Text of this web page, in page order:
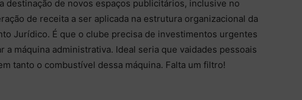
destinação de novos espaços publicitários, inclusive no
de receita a ser aplicada na estrutura organizacional da
Jurídico. É que o clube precisa de investimentos urgentes
a máquina administrativa. Ideal seria que vaidades pessoais
tanto o combustível dessa máquina. Falta um filtro!